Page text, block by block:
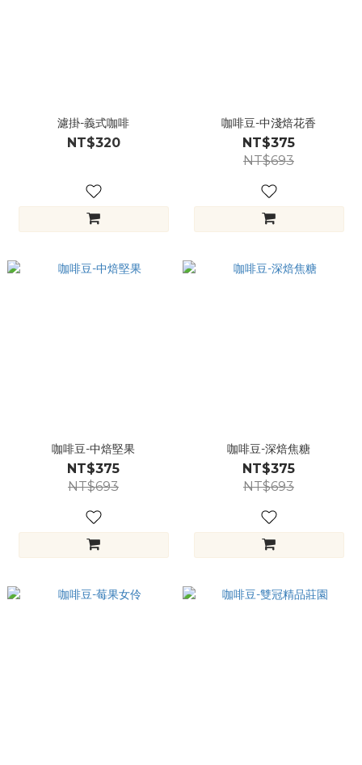
濾掛-義式咖啡
NT$320
咖啡豆-中淺焙花香
NT$375
NT$693
咖啡豆-中焙堅果
NT$375
NT$693
咖啡豆-深焙焦糖
NT$375
NT$693